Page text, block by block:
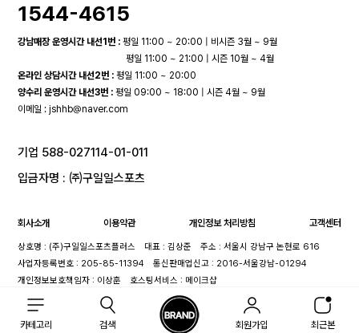
카테고리 검색 회원가입 최근본
1544-4615
강남매장 운영시간 내선1번 : 평일 11:00 ~ 20:00 | 비시즌 3월 ~ 9월
평일 11:00 ~ 21:00 | 시즌 10월 ~ 4월
온라인 상담시간 내선2번 : 평일 11:00 ~ 20:00
양수리 운영시간 내선3번 : 평일 09:00 ~ 18:00 | 시즌 4월 ~ 9월
이메일 :jshhb@naver.com
기업 588-027114-01-011
입금자명 : ㈜구일일스포츠
회사소개 이용약관 개인정보 처리방침 고객센터
상호명 : (주)구일일스포츠플러스 대표 : 김상준
주소 : 서울시 강남구 논현로 616
사업자등록번호 : 205-85-11394
통신판매업신고 : 2016-서울강남-01294
개인정보보호책임자 : 이상훈
호스팅서비스 : 메이크샵